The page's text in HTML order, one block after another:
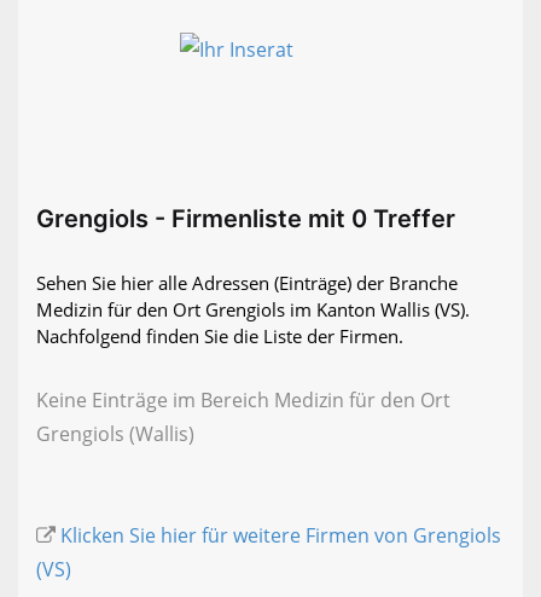
Grengiols - Firmenliste mit 0 Treffer
Sehen Sie hier alle Adressen (Einträge) der Branche
Medizin für den Ort Grengiols im Kanton Wallis (VS).
Nachfolgend finden Sie die Liste der Firmen.
Keine Einträge im Bereich Medizin für den Ort
Grengiols (Wallis)
Klicken Sie hier für weitere Firmen von Grengiols
(VS)